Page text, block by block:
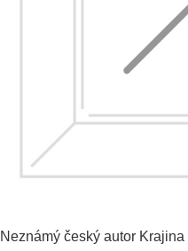
Neznámý český autor Krajina